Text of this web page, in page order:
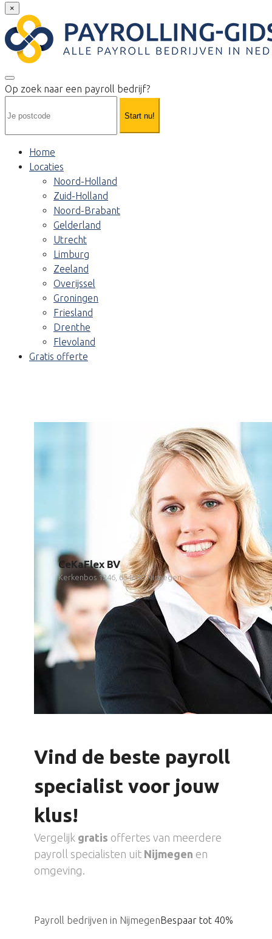
×
Op zoek naar een payroll bedrijf?
Start nu!
Home
Locaties
Noord-Holland
Zuid-Holland
Noord-Brabant
Gelderland
Utrecht
Limburg
Zeeland
Overijssel
Groningen
Friesland
Drenthe
Flevoland
Gratis offerte
CeKaFlex BV
Kerkenbos 1246, 6546BE Nijmegen
Vind de beste payroll
specialist voor jouw
klus!
Vergelijk gratis offertes van meerdere
payroll specialisten uit Nijmegen en
omgeving.
Payroll bedrijven in NijmegenBespaar tot 40%